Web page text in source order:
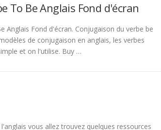
To Be Anglais Fond d'écran
Anglais Fond d'écran. Conjugaison du verbe be
de conjugaison en anglais, les verbes
et on l'utilise. Buy …
vous allez trouvez quelques ressources